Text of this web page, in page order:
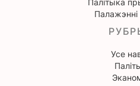
Палітыка
Палажэнні
Усе